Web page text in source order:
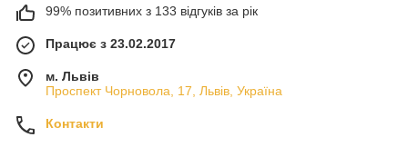
99% позитивних з 133 відгуків за рік
Працює з 23.02.2017
м. Львів
Проспект Чорновола, 17, Львів, Україна
Контакти